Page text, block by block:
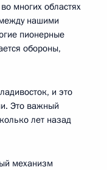
многих областях
между нашими
пионерные
обороны,
и это
Это важный
лет назад
механизм